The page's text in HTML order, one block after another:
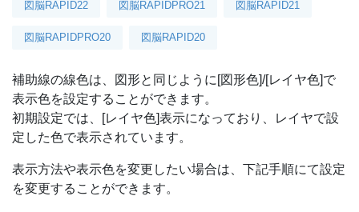
図脳RAPID22 図脳RAPIDPRO21 図脳RAPID21
図脳RAPIDPRO20 図脳RAPID20
補助線の線色は、図形と同じように[図形色]/[レイヤ色]で
表示色を設定することができます。
初期設定では、[レイヤ色]表示になっており、レイヤで設
定した色で表示されています。
表示方法や表示色を変更したい場合は、下記手順にて設定
を変更することができます。